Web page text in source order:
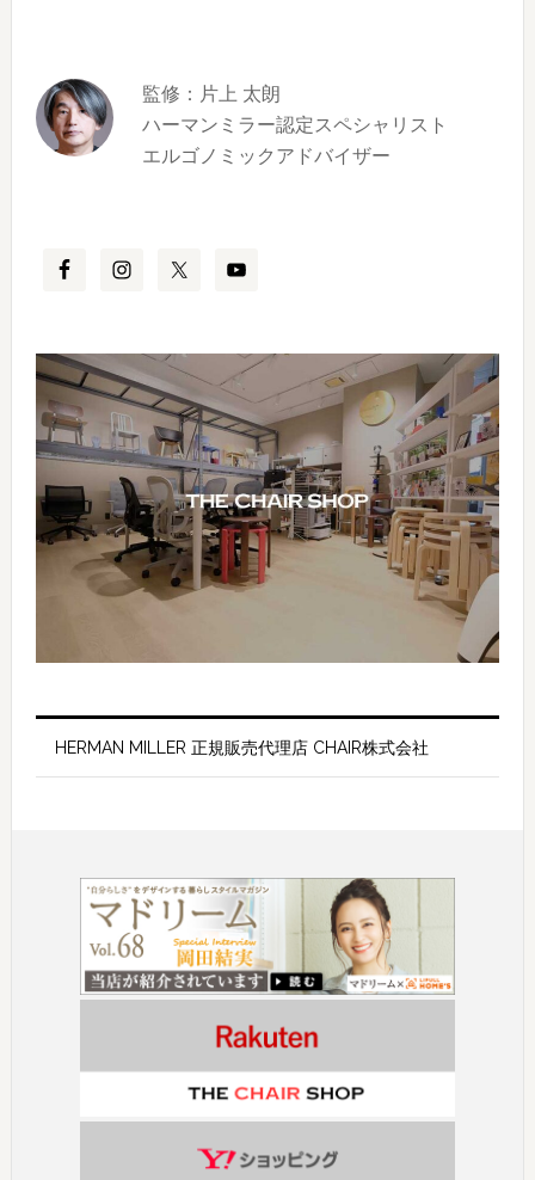
監修：片上 太朗
ハーマンミラー認定スペシャリスト
エルゴノミックアドバイザー
HERMAN MILLER 正規販売代理店 CHAIR株式会社
Footer